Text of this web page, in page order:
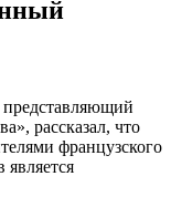
рассказал, что
французского